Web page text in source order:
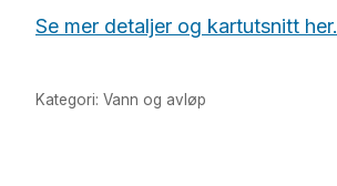
Se mer detaljer og kartutsnitt her.
Kategori: Vann og avløp